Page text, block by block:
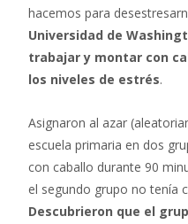
hacemos para
Universidad de
trabajar y montar con
los niveles de estrés.
Asignaron al azar
escuela primaria en dos
con caballo durante 90
el segundo grupo no tenía
Descubrieron que el